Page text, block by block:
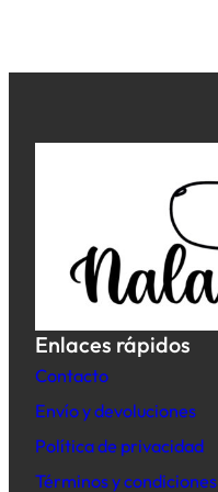
Enlaces rápidos
Contacto
Envío y devoluciones
Política de privacidad
Términos y condiciones